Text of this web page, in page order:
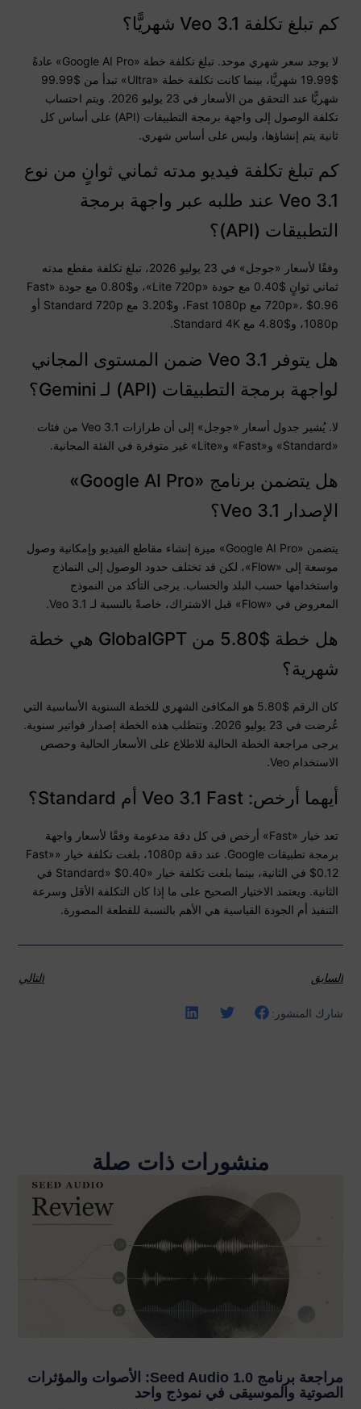
كم تبلغ تكلفة Veo 3.1 شهريًّا؟
لا يوجد سعر شهري موحد. تبلغ تكلفة خطة «Google AI Pro» عادةً
$19.99 شهريًّا، بينما كانت تكلفة خطة «Ultra» تبدأ من $99.99
شهريًّا عند التحقق من الأسعار في 23 يوليو 2026. ويتم احتساب
تكلفة الوصول إلى واجهة برمجة التطبيقات (API) على أساس كل
ثانية يتم إنشاؤها، وليس على أساس شهري.
كم تبلغ تكلفة فيديو مدته ثماني ثوانٍ من نوع
Veo 3.1 عند طلبه عبر واجهة برمجة
التطبيقات (API)؟
وفقًا لأسعار «جوجل» في 23 يوليو 2026، تبلغ تكلفة مقطع مدته
ثماني ثوانٍ $0.40 مع جودة «Lite 720p»، و$0.80 مع جودة «Fast
720p»، $0.96 مع Fast 1080p، و$3.20 مع Standard 720p أو
1080p، و$4.80 مع Standard 4K.
هل يتوفر Veo 3.1 ضمن المستوى المجاني
لواجهة برمجة التطبيقات (API) لـ Gemini؟
لا. يُشير جدول أسعار «جوجل» إلى أن طرازات Veo 3.1 من فئات
«Standard» و«Fast» و«Lite» غير متوفرة في الفئة المجانية.
هل يتضمن برنامج «Google AI Pro»
الإصدار Veo 3.1؟
يتضمن «Google AI Pro» ميزة إنشاء مقاطع الفيديو وإمكانية وصول
موسعة إلى «Flow»، لكن قد تختلف حدود الوصول إلى النماذج
واستخدامها حسب البلد والحساب. يرجى التأكد من النموذج
المعروض في «Flow» قبل الاشتراك، خاصةً بالنسبة لـ Veo 3.1.
هل خطة $5.80 من GlobalGPT هي خطة
شهرية؟
كان الرقم $5.80 هو المكافئ الشهري للخطة السنوية الأساسية التي
عُرضت في 23 يوليو 2026. وتتطلب هذه الخطة إصدار فواتير سنوية.
يرجى مراجعة الخطة الحالية للاطلاع على الأسعار الحالية وحصص
الاستخدام Veo.
أيهما أرخص: Veo 3.1 Fast أم Standard؟
تعد خيار «Fast» أرخص في كل دقة مدعومة وفقًا لأسعار واجهة
برمجة تطبيقات Google. عند دقة 1080p، بلغت تكلفة خيار «Fast»
$0.12 في الثانية، بينما بلغت تكلفة خيار «Standard» $0.40 في
الثانية. ويعتمد الاختيار الصحيح على ما إذا كان التكلفة الأقل وسرعة
التنفيذ أم الجودة القياسية هي الأهم بالنسبة للقطعة المصورة.
السابق التالي
شارك المنشور:
منشورات ذات صلة
مراجعة برنامج Seed Audio 1.0: الأصوات والمؤثرات
الصوتية والموسيقى في نموذج واحد